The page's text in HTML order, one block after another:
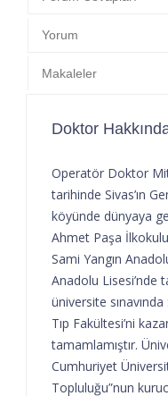
Yorum
Makaleler
Doktor
Operatör Doktor
tarihinde Sivas’ın
köyünde dünyaya
Ahmet Paşa
Sami Yangın
Anadolu Lisesi’nde
üniversite
Tıp Fakültesi’ni
tamamlamıştır.
Cumhuriyet
Topluluğu”nun